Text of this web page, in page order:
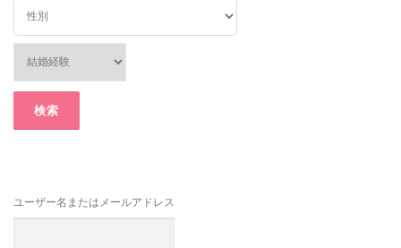
ユーザー名またはメールアドレス